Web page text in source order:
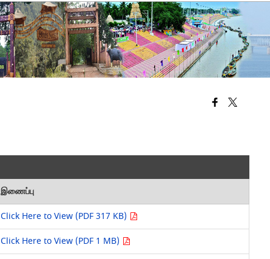
இணைப்பு
Click Here to View (PDF 317 KB)
Click Here to View (PDF 1 MB)